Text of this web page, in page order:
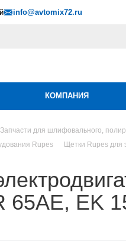
info@avtomix72.ru
КОМПАНИЯ
Запчасти для шлифовального,
Rupes
Щетки Rupes для
65AE, EK